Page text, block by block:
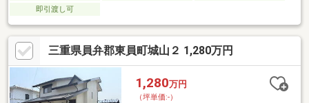
即引渡し可
三重県員弁郡東員町城山２ 1,280万円
1,280万円
（坪単価:-）